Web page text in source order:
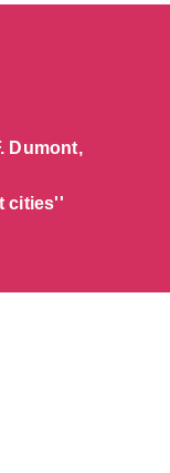
Dumont,
cities''